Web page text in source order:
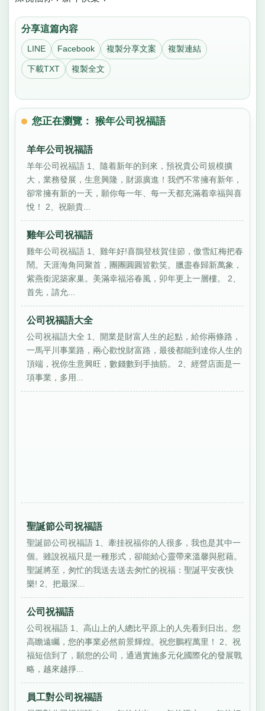
分享這篇內容
LINE Facebook 複製分享文案 複製連結
下載TXT 複製全文
您正在瀏覽： 猴年公司祝福語
羊年公司祝福語
羊年公司祝福語 1、隨着新年的到來，預祝貴公司規模擴
大，業務發展，生意興隆，財源廣進！我們不常擁有新年，
卻常擁有新的一天，願你每一年、每一天都充滿着幸福與喜
悅！ 2、祝願貴...
雞年公司祝福語
雞年公司祝福語 1、雞年好!喜鵲登枝賀佳節，傲雪紅梅把春
鬧。天涯海角同聚首，團團圓圓皆歡笑。臘盡春歸新萬象，
紫燕銜泥築家巢。美滿幸福浴春風，卯年更上一層樓。 2、
首先，請允...
公司祝福語大全
公司祝福語大全 1、開業是財富人生的起點，給你兩條路，
一馬平川事業路，兩心歡悅財富路，最後都能到達你人生的
頂端，祝你生意興旺，數錢數到手抽筋。 2、經營店面是一
項事業，多用...
聖誕節公司祝福語
聖誕節公司祝福語 1、牽挂祝福你的人很多，我也是其中一
個。雖說祝福只是一種形式，卻能給心靈帶來溫馨與慰藉。
聖誕將至，匆忙的我送去送去匆忙的祝福：聖誕平安夜快
樂! 2、把最深...
公司祝福語
公司祝福語 1、高山上的人總比平原上的人先看到日出。您
高瞻遠矚，您的事業必然前景輝煌。祝您鵬程萬里！ 2、祝
福短信到了，願您的公司，通過實施多元化國際化的發展戰
略，越來越掙...
員工對公司祝福語